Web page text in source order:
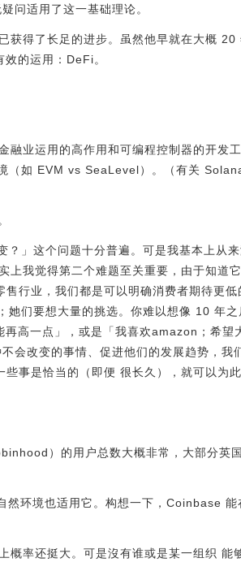
问适用了这一基础理论。
得了长足的进步。虽然他早就在大概 20
的运用：DeFi。
融业运用的高作用和可编程控制器的开发
（如 EVM vs SeaLevel）。（有关
」这个问题十分普遍。可是我基本上从
我觉得第二个难题至关重要，由于知道它
行业，我们都是可以明确消费者期待更低
她们要想大量的挑选。你难以想像 10 年之
高一点」，或是「我喜欢amazon；希望
会改变的事情、促进他们的发展趋势，我
事是恰当的（即便 很长久），就可以为
）的用户总数大概非常，大部分英
环境也适用它。构想一下，Coinbase 能
概率还挺大。可是沒有谁或是某一组织 能